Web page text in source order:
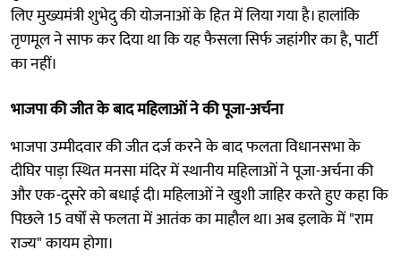
लिए मुख्यमंत्री शुभेदु की योजनाओं के हित में लिया गया है। हालांकि
तृणमूल ने साफ कर दिया था कि यह फैसला सिर्फ जहांगीर का है, पार्टी
का नहीं।
भाजपा की जीत के बाद महिलाओं ने की पूजा-अर्चना
भाजपा उम्मीदवार की जीत दर्ज करने के बाद फलता विधानसभा के
दीघिर पाड़ा स्थित मनसा मंदिर में स्थानीय महिलाओं ने पूजा-अर्चना की
और एक-दूसरे को बधाई दी। महिलाओं ने खुशी जाहिर करते हुए कहा कि
पिछले 15 वर्षों से फलता में आतंक का माहौल था। अब इलाके में "राम
राज्य" कायम होगा।